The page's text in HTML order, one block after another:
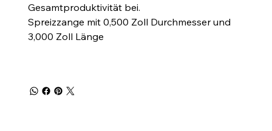
Gesamtproduktivität bei.
Spreizzange mit 0,500 Zoll Durchmesser und
3,000 Zoll Länge